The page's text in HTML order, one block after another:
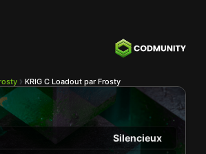
KRIG C Loadout par Frosty
Silencieux